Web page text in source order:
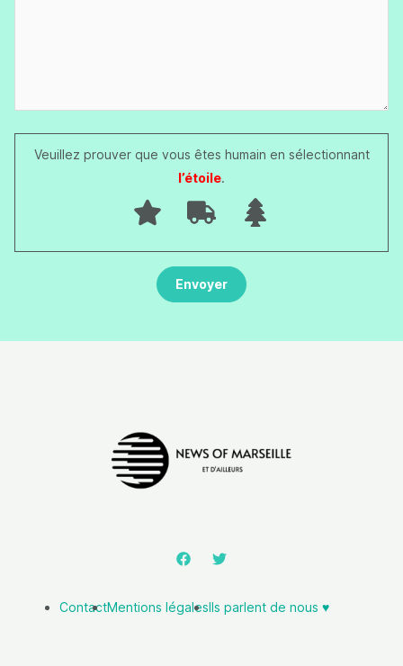
Veuillez prouver que vous êtes humain en sélectionnant
l’étoile.
ContactMentions légalesIls parlent de nous ♥️